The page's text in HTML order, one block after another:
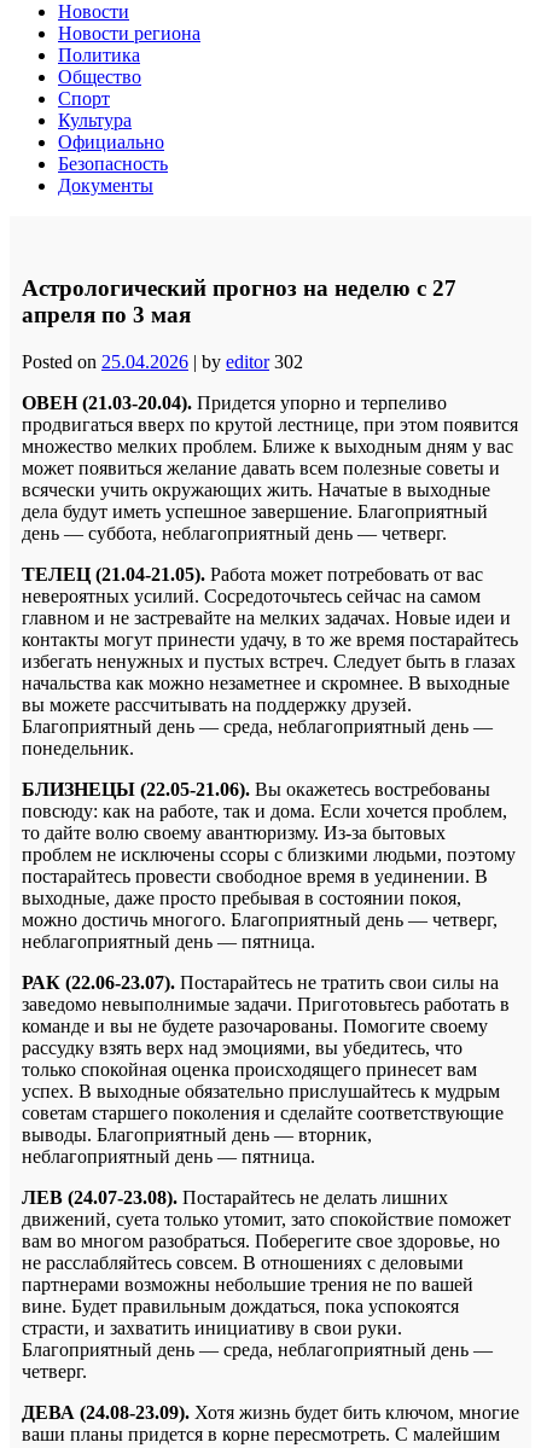
Новости
Новости региона
Политика
Общество
Спорт
Культура
Официально
Безопасность
Документы
Астрологический прогноз на неделю с 27
апреля по 3 мая
Posted on 25.04.2026 | by editor 302
ОВЕН (21.03-20.04). Придется упорно и терпеливо
продвигаться вверх по крутой лестнице, при этом появится
множество мелких проблем. Ближе к выходным дням у вас
может появиться желание давать всем полезные советы и
всячески учить окружающих жить. Начатые в выходные
дела будут иметь успешное завершение. Благоприятный
день — суббота, неблагоприятный день — четверг.
ТЕЛЕЦ (21.04-21.05). Работа может потребовать от вас
невероятных усилий. Сосредоточьтесь сейчас на самом
главном и не застревайте на мелких задачах. Новые идеи и
контакты могут принести удачу, в то же время постарайтесь
избегать ненужных и пустых встреч. Следует быть в глазах
начальства как можно незаметнее и скромнее. В выходные
вы можете рассчитывать на поддержку друзей.
Благоприятный день — среда, неблагоприятный день —
понедельник.
БЛИЗНЕЦЫ (22.05-21.06). Вы окажетесь востребованы
повсюду: как на работе, так и дома. Если хочется проблем,
то дайте волю своему авантюризму. Из-за бытовых
проблем не исключены ссоры с близкими людьми, поэтому
постарайтесь провести свободное время в уединении. В
выходные, даже просто пребывая в состоянии покоя,
можно достичь многого. Благоприятный день — четверг,
неблагоприятный день — пятница.
РАК (22.06-23.07). Постарайтесь не тратить свои силы на
заведомо невыполнимые задачи. Приготовьтесь работать в
команде и вы не будете разочарованы. Помогите своему
рассудку взять верх над эмоциями, вы убедитесь, что
только спокойная оценка происходящего принесет вам
успех. В выходные обязательно прислушайтесь к мудрым
советам старшего поколения и сделайте соответствующие
выводы. Благоприятный день — вторник,
неблагоприятный день — пятница.
ЛЕВ (24.07-23.08). Постарайтесь не делать лишних
движений, суета только утомит, зато спокойствие поможет
вам во многом разобраться. Поберегите свое здоровье, но
не расслабляйтесь совсем. В отношениях с деловыми
партнерами возможны небольшие трения не по вашей
вине. Будет правильным дождаться, пока успокоятся
страсти, и захватить инициативу в свои руки.
Благоприятный день — среда, неблагоприятный день —
четверг.
ДЕВА (24.08-23.09). Хотя жизнь будет бить ключом, многие
ваши планы придется в корне пересмотреть. С малейшим